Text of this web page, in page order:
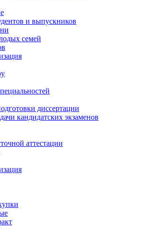
и выпускников
семей
диссертации
кандидатских экзаменов
аттестации